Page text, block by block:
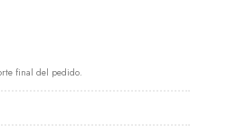
final del pedido.